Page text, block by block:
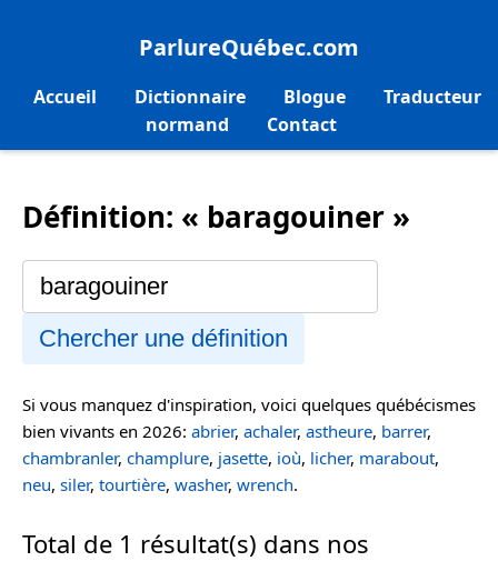
ParlureQuébec.com
Accueil Dictionnaire Blogue
Traducteur
normand
Contact
Définition: « baragouiner »
Chercher une définition
Si vous manquez d'inspiration, voici quelques québécismes
bien vivants en 2026: abrier, achaler, astheure, barrer,
chambranler, champlure, jasette, ioù, licher, marabout,
neu, siler, tourtière, washer, wrench.
Total de 1 résultat(s) dans nos